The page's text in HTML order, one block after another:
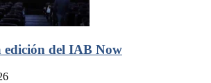
edición del IAB Now